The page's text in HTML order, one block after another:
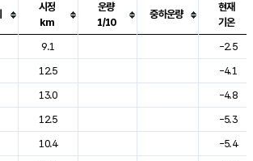
지점, 날씨, 기온, 강수, 바람, 기압등을 안내한 표입
시정
km
운량
1/10
중하운량
현재
기온
9.1
-2.5
12.5
-4.1
13.0
-4.8
12.5
-5.3
10.4
-5.4